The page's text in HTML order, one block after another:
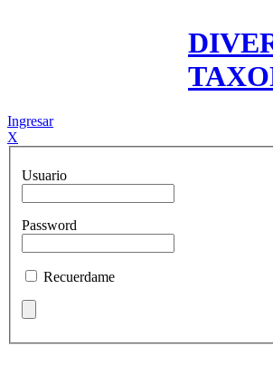
Ingresar
X
Usuario
Password
Recuerdame